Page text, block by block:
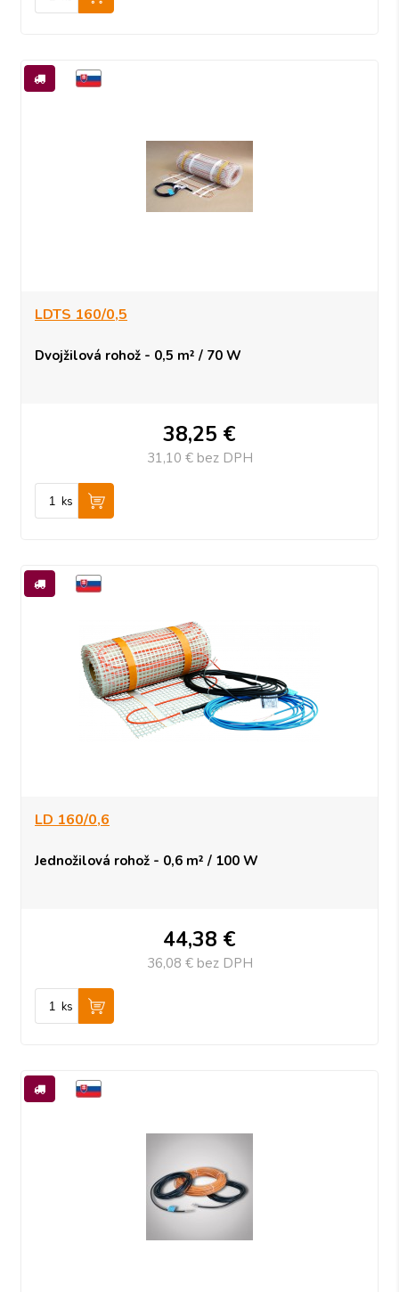
LDTS 160/0,5
Dvojžilová rohož - 0,5 m² / 70 W
38,25 €
31,10 € bez DPH
ks
LD 160/0,6
Jednožilová rohož - 0,6 m² / 100 W
44,38 €
36,08 € bez DPH
ks